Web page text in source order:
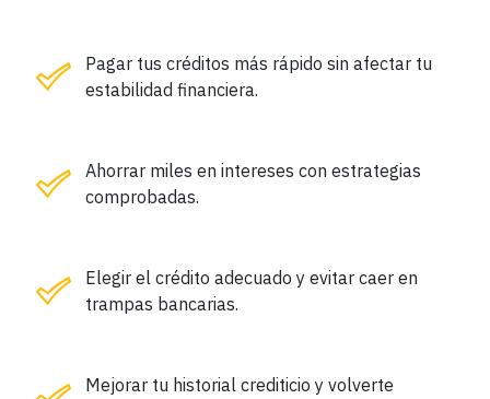
Pagar tus créditos más rápido sin afectar tu
estabilidad financiera.
Ahorrar miles en intereses con estrategias
comprobadas.
Elegir el crédito adecuado y evitar caer en
trampas bancarias.
Mejorar tu historial crediticio y volverte